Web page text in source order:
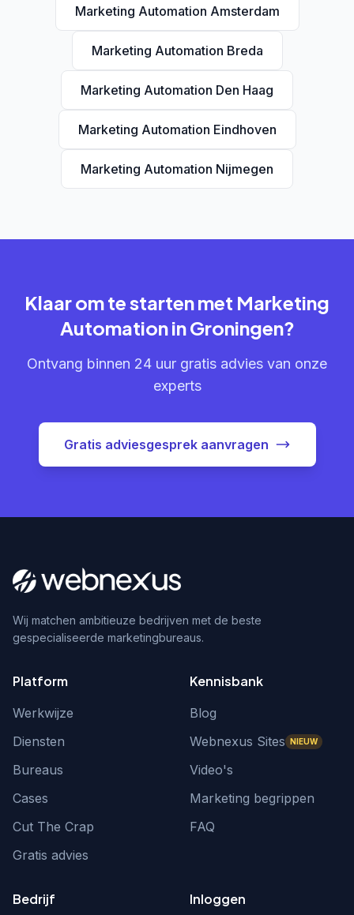
Marketing Automation Amsterdam
Marketing Automation Breda
Marketing Automation Den Haag
Marketing Automation Eindhoven
Marketing Automation Nijmegen
Klaar om te starten met Marketing
Automation in Groningen?
Ontvang binnen 24 uur gratis advies van onze
experts
Gratis adviesgesprek aanvragen
Wij matchen ambitieuze bedrijven met de beste
gespecialiseerde marketingbureaus.
Platform
Werkwijze
Diensten
Bureaus
Cases
Cut The Crap
Gratis advies
Kennisbank
Blog
Webnexus Sites NIEUW
Video's
Marketing begrippen
FAQ
Bedrijf Inloggen